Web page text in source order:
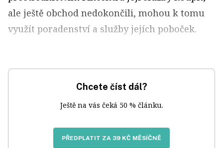
ale ještě obchod nedokončili, mohou k tomu
využít poradenství a služby jejích poboček.
Chcete číst dál?
Ještě na vás čeká 50 % článku.
PŘEDPLATIT ZA 39 KČ MĚSÍČNĚ